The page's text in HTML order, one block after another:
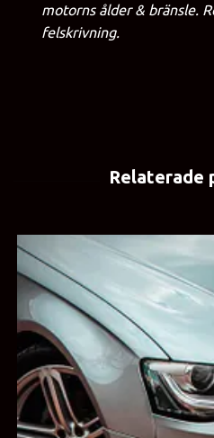
motorns ålder & bränsle.
felskrivning.